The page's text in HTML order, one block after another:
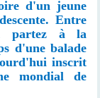
d'un jeune
Entre
partez à la
d'une balade
inscrit
mondial de